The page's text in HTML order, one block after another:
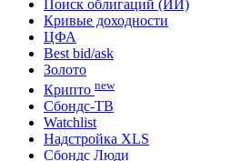
Портфель
Консенсусы
Поиск облигаций (ИИ)
Кривые доходности
ЦФА
Best bid/ask
Золото
Крипто new